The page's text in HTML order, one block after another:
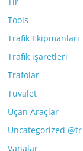
Tools
Trafik Ekipmanları
Trafik işaretleri
Trafolar
Tuvalet
Uçan Araçlar
Uncategorized @tr
Vanalar